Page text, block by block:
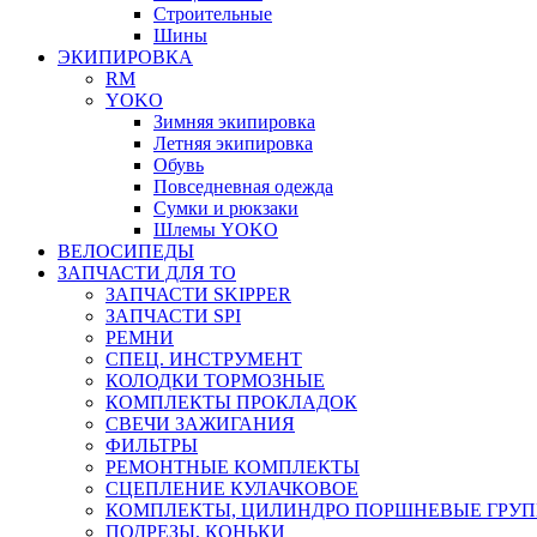
Строительные
Шины
ЭКИПИРОВКА
RM
YOKO
Зимняя экипировка
Летняя экипировка
Обувь
Повседневная одежда
Сумки и рюкзаки
Шлемы YOKO
ВЕЛОСИПЕДЫ
ЗАПЧАСТИ ДЛЯ ТО
ЗАПЧАСТИ SKIPPER
ЗАПЧАСТИ SPI
РЕМНИ
СПЕЦ. ИНСТРУМЕНТ
КОЛОДКИ ТОРМОЗНЫЕ
КОМПЛЕКТЫ ПРОКЛАДОК
СВЕЧИ ЗАЖИГАНИЯ
ФИЛЬТРЫ
РЕМОНТНЫЕ КОМПЛЕКТЫ
СЦЕПЛЕНИЕ КУЛАЧКОВОЕ
КОМПЛЕКТЫ, ЦИЛИНДРО ПОРШНЕВЫЕ
ПОДРЕЗЫ, КОНЬКИ